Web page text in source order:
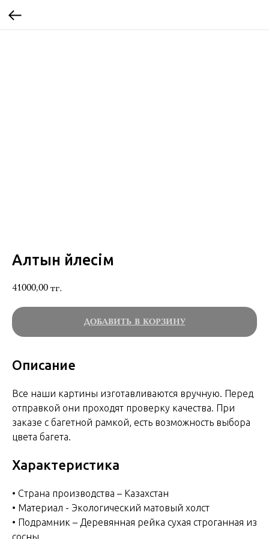
Алтын үйлесім
41000,00 тг.
ДОБАВИТЬ В КОРЗИНУ
Описание
Все наши картины изготавливаются вручную. Перед
отправкой они проходят проверку качества. При
заказе с багетной рамкой, есть возможность выбора
цвета багета.
Характеристика
• Страна производства – Казахстан
• Материал - Экологический матовый холст
• Подрамник – Деревянная рейка сухая строганная из
сосны